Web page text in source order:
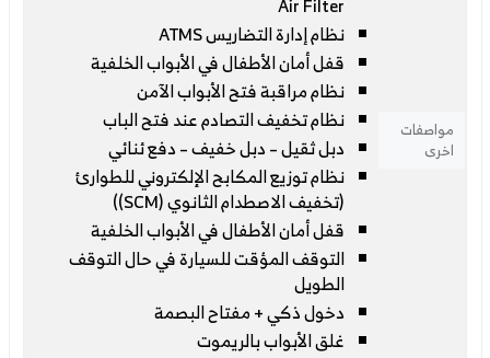
مواصفات
اخرى
نظام إدارة التضاريس ATMS
قفل أمان الأطفال في الأبواب الخلفية
نظام مراقبة فتح الأبواب الآمن
نظام تخفيف التصادم عند فتح الباب
دبل ثقيل – دبل خفيف – دفع ئنائي
نظام توزيع المكابح الإلكتروني للطوارئ
(تخفيف الاصطدام الثانوي (SCM))
قفل أمان الأطفال في الأبواب الخلفية
التوقف المؤقت للسيارة في حال التوقف
الطويل
دخول ذكي + مفتاح البصمة
غلق الأبواب بالريموت